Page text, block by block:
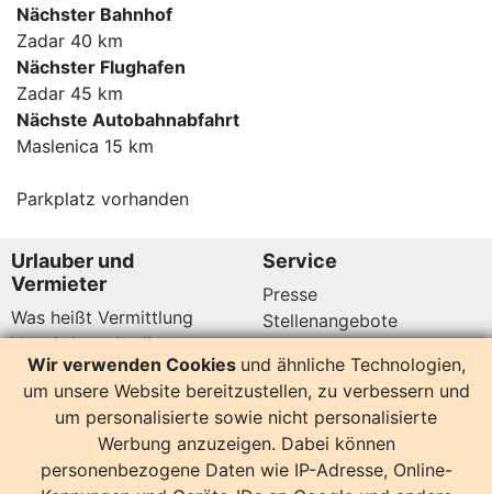
Nächster Bahnhof
Zadar 40 km
Nächster Flughafen
Zadar 45 km
Nächste Autobahnabfahrt
Maslenica 15 km
Parkplatz vorhanden
Urlauber und
Vermieter
Was heißt Vermittlung
Vermittlungsbedingungen
Datenschutz
Service
Presse
Stellenangebote
Kundenbewertungen Hier sind wir auch
Wir verwenden Cookies und ähnliche Technologien,
um unsere Website bereitzustellen, zu verbessern und
um personalisierte sowie nicht personalisierte
Werbung anzuzeigen. Dabei können
personenbezogene Daten wie IP-Adresse, Online-